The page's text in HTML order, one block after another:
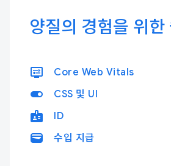
양질의 경험을 위한
display_settings Core Web Vitals
toggle_on CSS 및 UI
badge ID
wallet 수입 지급